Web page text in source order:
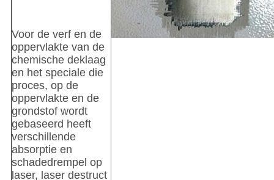
Voor de verf en de
oppervlakte van de
chemische deklaag
en het speciale die
proces, op de
oppervlakte en de
grondstof wordt
gebaseerd heeft
verschillende
absorptie en
schadedrempel op
laser, laser destruct